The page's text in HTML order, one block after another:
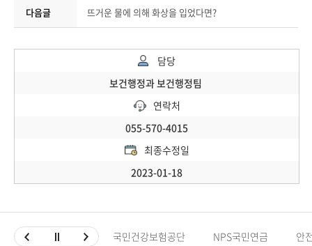
다음글 뜨거운 물에 의해 화상을 입었다면?
담당
보건행정과 보건행정팀
연락처
055-570-4015
최종수정일
2023-01-18
국민건강보험공단 NPS국민연금 안